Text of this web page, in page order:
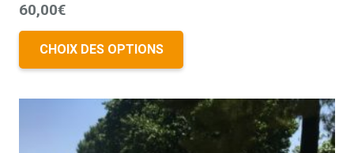
60,00€
CHOIX DES OPTIONS